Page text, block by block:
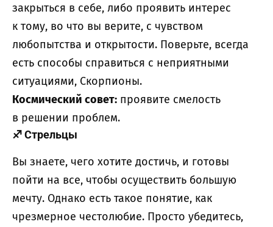
закрыться в себе, либо проявить интерес
к тому, во что вы верите, с чувством
любопытства и открытости. Поверьте, всегда
есть способы справиться с неприятными
ситуациями, Скорпионы.
Космический совет: проявите смелость
в решении проблем.
♐Стрельцы
Вы знаете, чего хотите достичь, и готовы
пойти на все, чтобы осуществить большую
мечту. Однако есть такое понятие, как
чрезмерное честолюбие. Просто убедитесь,